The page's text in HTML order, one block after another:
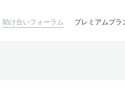
助け合いフォーラム プレミアムプラ